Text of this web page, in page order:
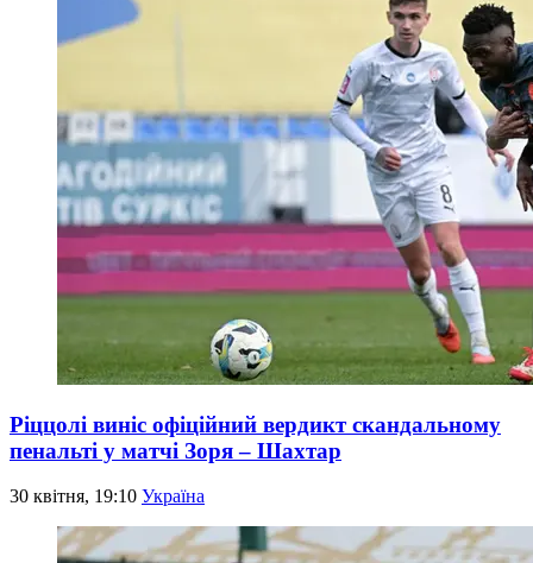
Ріццолі виніс офіційний вердикт скандальному
пенальті у матчі Зоря – Шахтар
30 квітня, 19:10 Україна